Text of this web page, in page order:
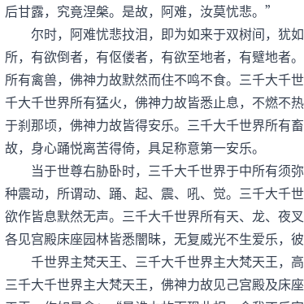
后甘露，究竟涅槃。是故，阿难，汝莫忧悲。”
尔时，阿难忧悲抆泪，即为如来于双树间，犹如
所，有欲倒者，有伛偻者，有欲至地者，有躄地者
所有禽兽，佛神力故默然而住不鸣不食。三千大千
千大千世界所有猛火，佛神力故皆悉止息，不燃不
于刹那顷，佛神力故皆得安乐。三千大千世界所有
故，身心踊悦离苦得倚，具足称意第一安乐。
当于世尊右胁卧时，三千大千世界于中所有须弥
种震动，所谓动、踊、起、震、吼、觉。三千大千
欲作皆息默然无声。三千大千世界所有天、龙、夜
各见宫殿床座园林皆悉闇昧，无复威光不生爱乐，彼
千世界主梵天王、三千大千世界主大梵天王，
三千大千世界主大梵天王，佛神力故见己宫殿及床